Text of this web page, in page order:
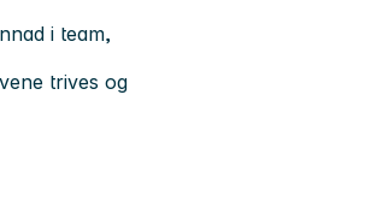
i team,
trives og